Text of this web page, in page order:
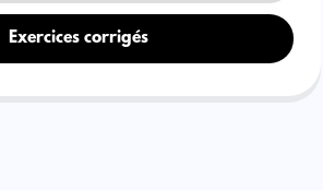
Exercices corrigés